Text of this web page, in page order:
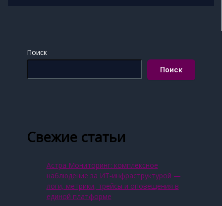
Поиск
Поиск
Свежие статьи
Астра Мониторинг: комплексное
наблюдение за ИТ‑инфраструктурой —
логи, метрики, трейсы и оповещения в
единой платформе